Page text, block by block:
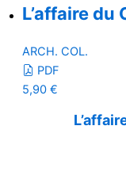
L’affaire du
ARCH. COL.
PDF
5,90 €